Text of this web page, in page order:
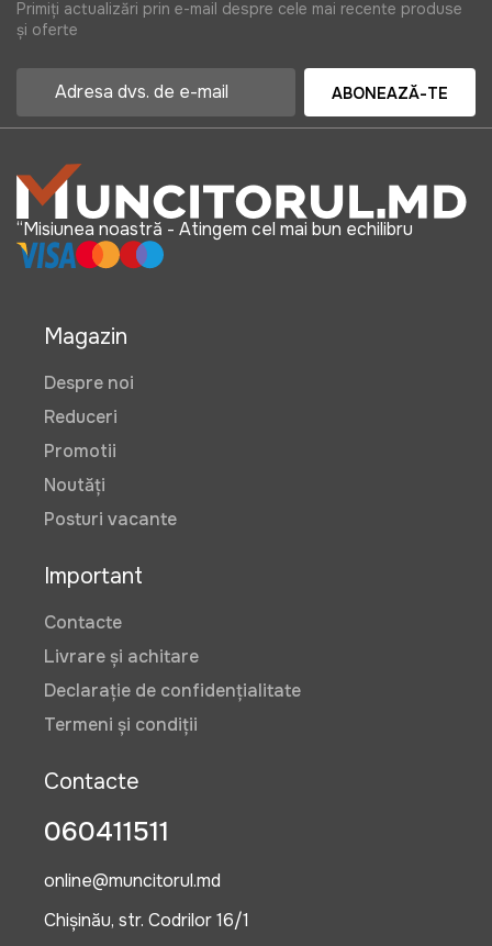
Primiți actualizări prin e-mail despre cele mai recente produse
și oferte
ABONEAZĂ-TE
“Misiunea noastră - Atingem cel mai bun echilibru
Magazin
Despre noi
Reduceri
Promotii
Noutăți
Posturi vacante
Important
Contacte
Livrare și achitare
Declarație de confidențialitate
Termeni și condiții
Contacte
060411511
online@muncitorul.md
Chișinău, str. Codrilor 16/1